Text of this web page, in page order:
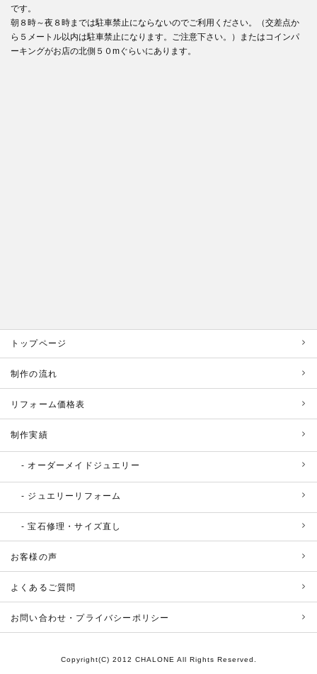
です。
朝８時～夜８時までは駐車禁止にならないのでご利用ください。（交差点か
ら５メートル以内は駐車禁止になります。ご注意下さい。）またはコインパ
ーキングがお店の北側５０mぐらいにあります。
トップページ
制作の流れ
リフォーム価格表
制作実績
オーダーメイドジュエリー
ジュエリーリフォーム
宝石修理・サイズ直し
お客様の声
よくあるご質問
お問い合わせ・プライバシーポリシー
Copyright(C) 2012 CHALONE All Rights Reserved.